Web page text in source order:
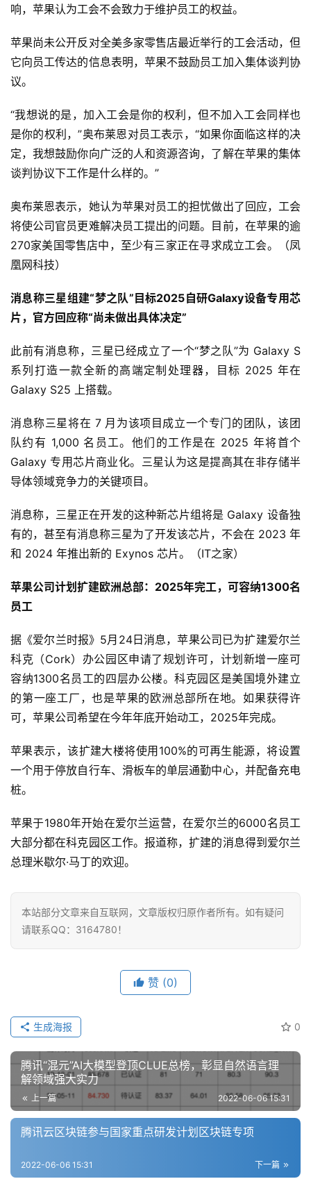
响，苹果认为工会不会致力于维护员工的权益。
苹果尚未公开反对全美多家零售店最近举行的工会活动，但
它向员工传达的信息表明，苹果不鼓励员工加入集体谈判协
议。
“我想说的是，加入工会是你的权利，但不加入工会同样也
是你的权利，”奥布莱恩对员工表示，“如果你面临这样的决
定，我想鼓励你向广泛的人和资源咨询，了解在苹果的集体
谈判协议下工作是什么样的。”
奥布莱恩表示，她认为苹果对员工的担忧做出了回应，工会
将使公司官员更难解决员工提出的问题。目前，在苹果的逾
270家美国零售店中，至少有三家正在寻求成立工会。（凤
凰网科技）
消息称三星组建“梦之队”目标2025自研Galaxy设备专用芯
片，官方回应称“尚未做出具体决定”
此前有消息称，三星已经成立了一个“梦之队”为 Galaxy S
系列打造一款全新的高端定制处理器，目标 2025 年在
Galaxy S25 上搭载。
消息称三星将在 7 月为该项目成立一个专门的团队，该团
队约有 1,000 名员工。他们的工作是在 2025 年将首个
Galaxy 专用芯片商业化。三星认为这是提高其在非存储半
导体领域竞争力的关键项目。
消息称，三星正在开发的这种新芯片组将是 Galaxy 设备独
有的，甚至有消息称三星为了开发该芯片，不会在 2023 年
和 2024 年推出新的 Exynos 芯片。（IT之家）
苹果公司计划扩建欧洲总部：2025年完工，可容纳1300名
员工
据《爱尔兰时报》5月24日消息，苹果公司已为扩建爱尔兰
科克（Cork）办公园区申请了规划许可，计划新增一座可
容纳1300名员工的四层办公楼。科克园区是美国境外建立
的第一座工厂，也是苹果的欧洲总部所在地。如果获得许
可，苹果公司希望在今年年底开始动工，2025年完成。
苹果表示，该扩建大楼将使用100%的可再生能源，将设置
一个用于停放自行车、滑板车的单层通勤中心，并配备充电
桩。
苹果于1980年开始在爱尔兰运营，在爱尔兰的6000名员工
大部分都在科克园区工作。报道称，扩建的消息得到爱尔兰
总理米歇尔·马丁的欢迎。
本站部分文章来自互联网，文章版权归原作者所有。如有疑问
请联系QQ：3164780！
赞 (0)
0
生成海报
腾讯“混元”AI大模型登顶CLUE总榜，彰显自然语言理
解领域强大实力
上一篇 2022-06-06 15:31
腾讯云区块链参与国家重点研发计划区块链专项
下一篇
2022-06-06 15:31